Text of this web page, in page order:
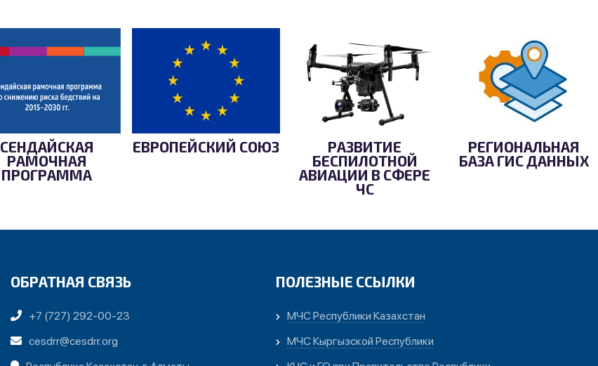
СЕНДАЙСКАЯ
РАМОЧНАЯ
ПРОГРАММА
ЕВРОПЕЙСКИЙ СОЮЗ
РАЗВИТИЕ
БЕСПИЛОТНОЙ
АВИАЦИИ В СФЕРЕ
ЧС
РЕГИОНАЛЬНАЯ
БАЗА ГИС ДАННЫХ
ОБРАТНАЯ СВЯЗЬ
+7 (727) 292-00-23
cesdrr@cesdrr.org
ПОЛЕЗНЫЕ ССЫЛКИ
МЧС Республики Казахстан
МЧС Кыргызской Республики